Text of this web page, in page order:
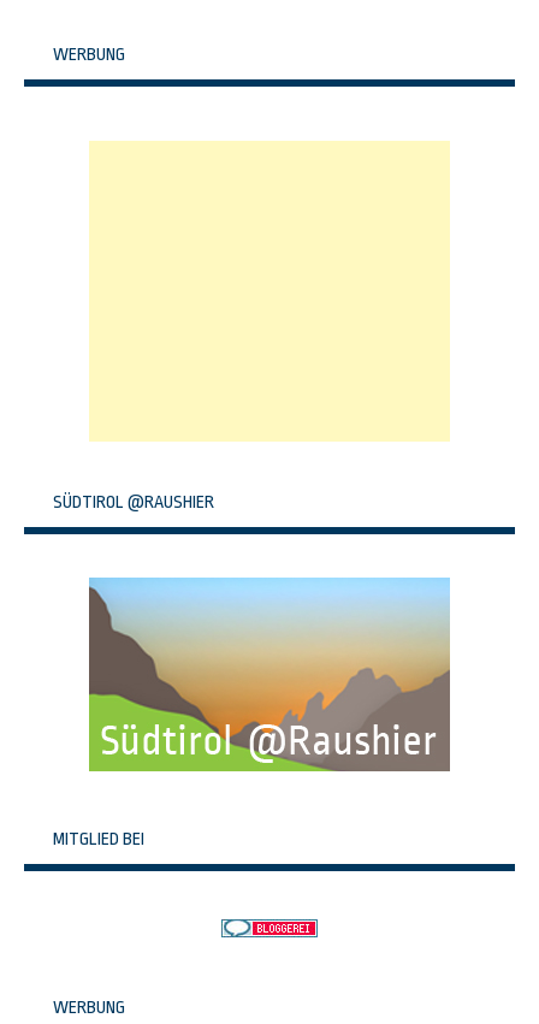
WERBUNG
SÜDTIROL @RAUSHIER
MITGLIED BEI
WERBUNG